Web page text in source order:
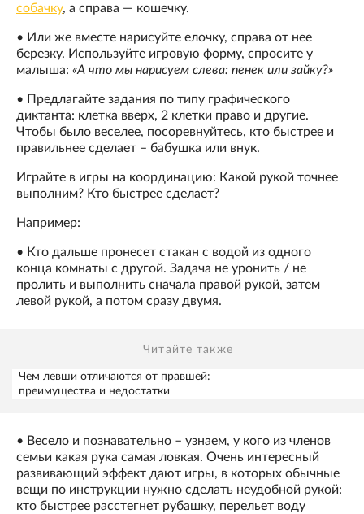
собачку, а справа — кошечку.
• Или же вместе нарисуйте елочку, справа от нее
березку. Используйте игровую форму, спросите у
малыша: «А что мы нарисуем слева: пенек или зайку?»
• Предлагайте задания по типу графического
диктанта: клетка вверх, 2 клетки право и другие.
Чтобы было веселее, посоревнуйтесь, кто быстрее и
правильнее сделает – бабушка или внук.
Играйте в игры на координацию: Какой рукой точнее
выполним? Кто быстрее сделает?
Например:
• Кто дальше пронесет стакан с водой из одного
конца комнаты с другой. Задача не уронить / не
пролить и выполнить сначала правой рукой, затем
левой рукой, а потом сразу двумя.
Читайте также
Чем левши отличаются от правшей:
преимущества и недостатки
• Весело и познавательно – узнаем, у кого из членов
семьи какая рука самая ловкая. Очень интересный
развивающий эффект дают игры, в которых обычные
вещи по инструкции нужно сделать неудобной рукой:
кто быстрее расстегнет рубашку, перельет воду